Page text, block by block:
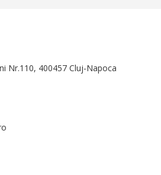
Nr.110, 400457 Cluj-Napoca